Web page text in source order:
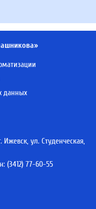
данных
Ижевск, ул. Студенческая,
(3412) 77-60-55